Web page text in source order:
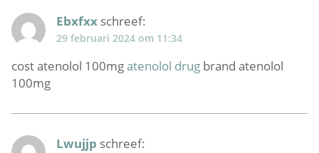
Ebxfxx schreef:
29 februari 2024 om 11:34
cost atenolol 100mgatenolol drug brand atenolol
100mg
Lwujjp schreef: